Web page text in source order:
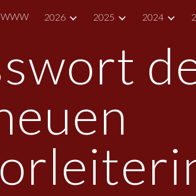
Skip to
2026 2025 2024